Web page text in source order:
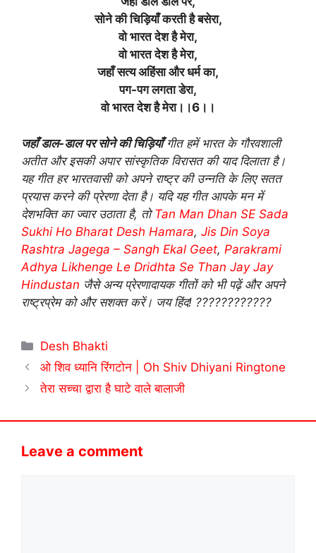
सोने की चिड़ियाँ करती है बसेरा,
वो भारत देश है मेरा,
वो भारत देश है मेरा,
जहाँ सत्य अहिंसा और धर्म का,
पग-पग लगता डेरा,
वो भारत देश है मेरा।।6।।
जहाँ डाल-डाल पर सोने की चिड़ियाँगीत हमें भारत के गौरवशाली
अतीत और इसकी अपार सांस्कृतिक विरासत की याद दिलाता है।
यह गीत हर भारतवासी को अपने राष्ट्र की उन्नति के लिए सतत
प्रयास करने की प्रेरणा देता है। यदि यह गीत आपके मन में
देशभक्ति का ज्वार उठाता है, तो Tan Man Dhan SE Sada
Sukhi Ho Bharat Desh Hamara, Jis Din Soya
Rashtra Jagega – Sangh Ekal Geet, Parakrami
Adhya Likhenge Le Dridhta Se Than Jay Jay
Hindustan जैसे अन्य प्रेरणादायक गीतों को भी पढ़ें और अपने
राष्ट्रप्रेम को और सशक्त करें। जय हिंद! ????????????
Categories
Desh Bhakti
ओ शिव ध्यानि रिंगटोन | Oh Shiv Dhiyani Ringtone
तेरा सच्चा द्वारा है घाटे वाले बालाजी
Leave a comment